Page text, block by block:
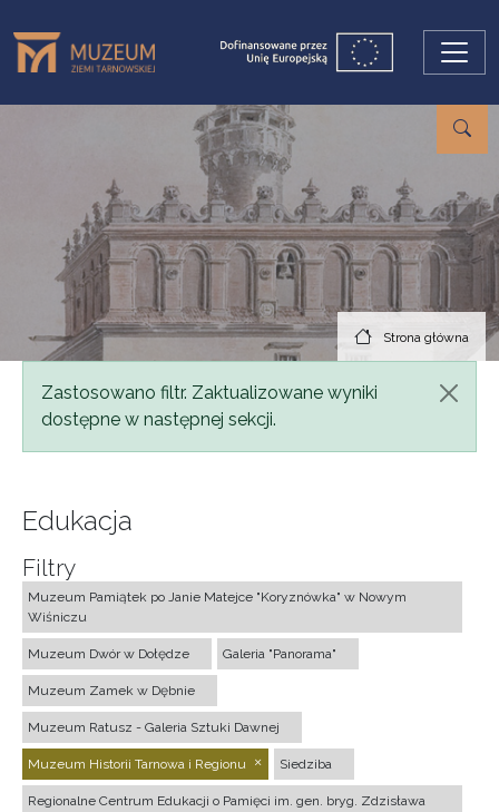
Strona główna
Komunikat
Zastosowano filtr. Zaktualizowane wyniki
dostępne w następnej sekcji.
Edukacja
Filtry
Muzeum Pamiątek po Janie Matejce "Koryznówka" w Nowym
Wiśniczu
Muzeum Dwór w Dołędze Galeria "Panorama"
Muzeum Zamek w Dębnie
Muzeum Ratusz - Galeria Sztuki Dawnej
Muzeum Historii Tarnowa i Regionu Siedziba
Regionalne Centrum Edukacji o Pamięci im. gen. bryg. Zdzisława